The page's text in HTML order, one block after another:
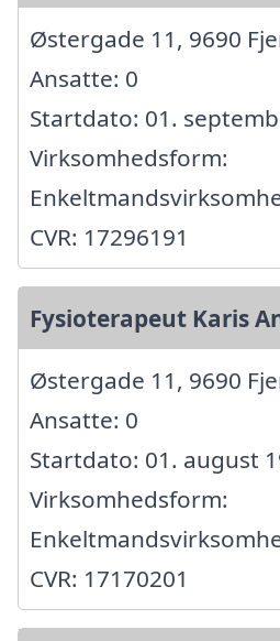
Østergade 11, 9690
Ansatte: 0
Startdato: 01.
Virksomhedsform:
CVR: 17296191
Fysioterapeut Karis
Østergade 11, 9690
Ansatte: 0
Startdato: 01. august
Virksomhedsform:
CVR: 17170201